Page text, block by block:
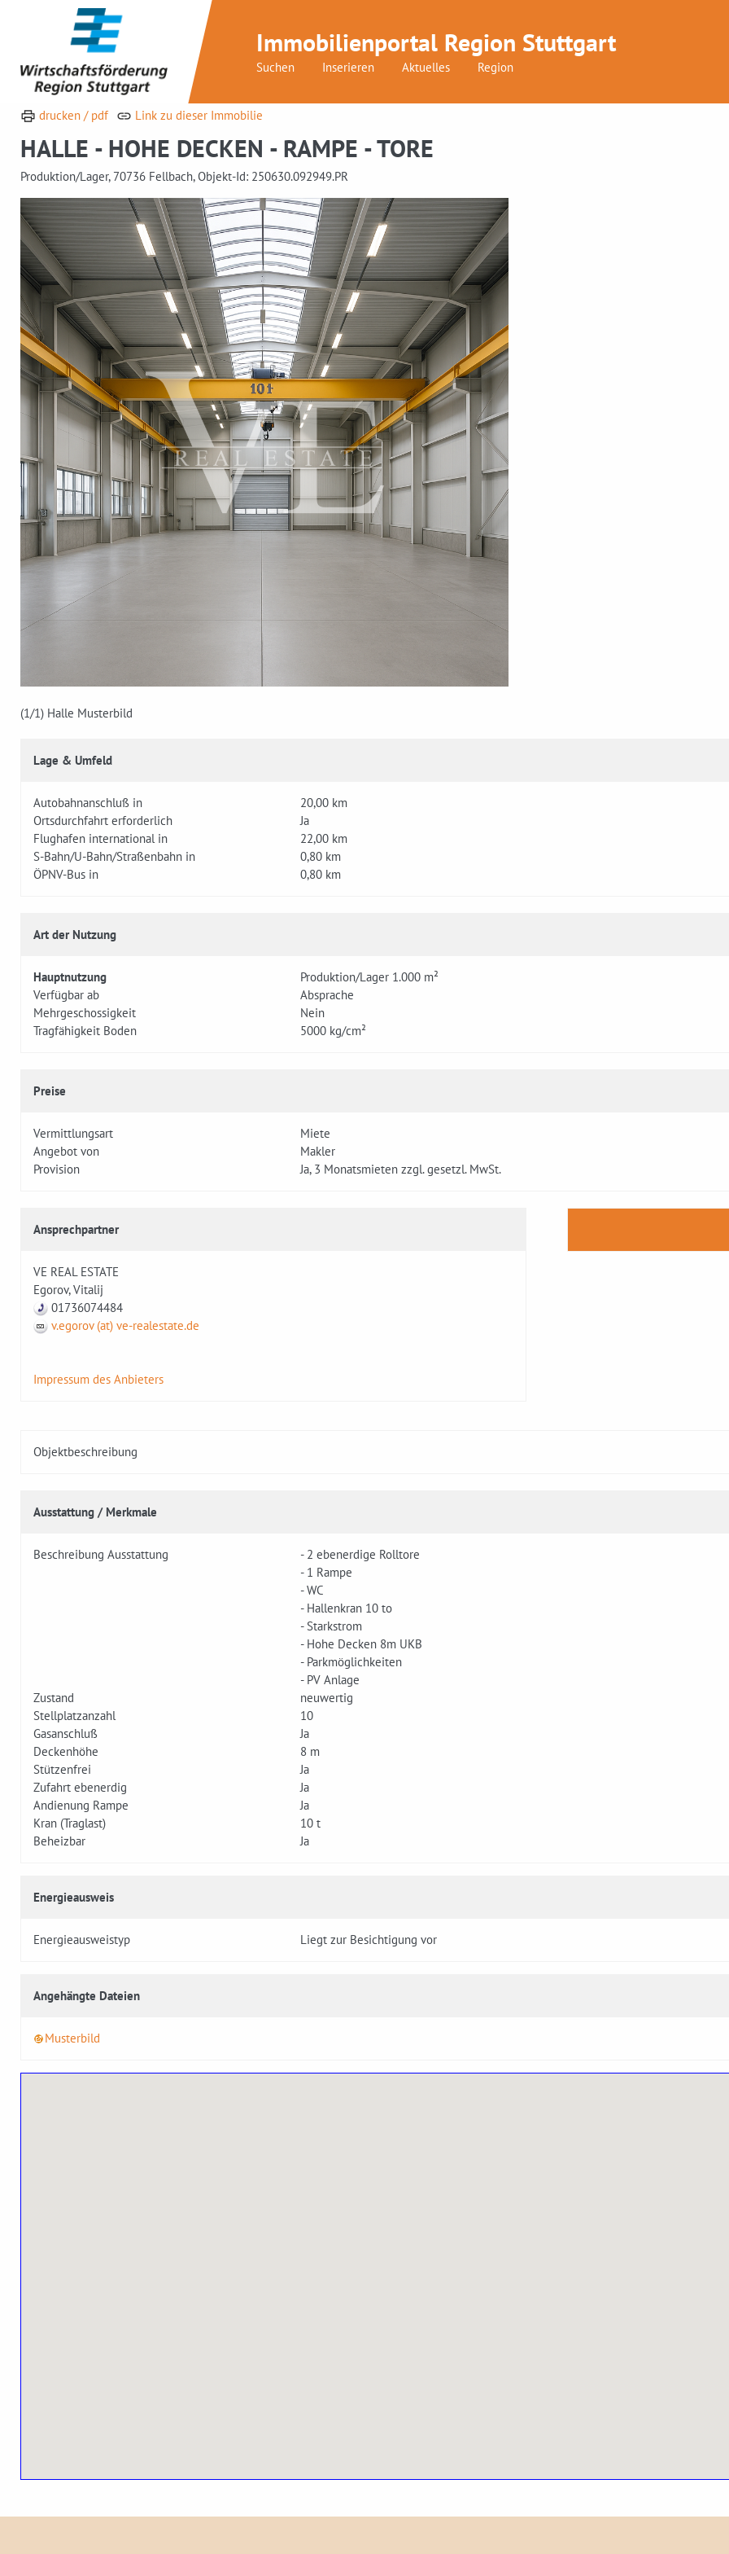
Immobilienportal Region Stuttgart
Suchen Inserieren Aktuelles Region
drucken / pdf Link zu dieser Immobilie
HALLE - HOHE DECKEN - RAMPE - TORE
Produktion/Lager, 70736 Fellbach, Objekt-Id: 250630.092949.PR
(1/1) Halle Musterbild
Lage & Umfeld
Autobahnanschluß in
20,00 km
Ortsdurchfahrt erforderlich
Ja
Flughafen international in
22,00 km
S-Bahn/U-Bahn/Straßenbahn in
0,80 km
ÖPNV-Bus in
0,80 km
Art der Nutzung
Hauptnutzung
Produktion/Lager 1.000 m²
Verfügbar ab
Absprache
Mehrgeschossigkeit
Nein
Tragfähigkeit Boden
5000 kg/cm²
Preise
Vermittlungsart
Miete
Angebot von
Makler
Provision
Ja, 3 Monatsmieten zzgl. gesetzl. MwSt.
Ansprechpartner
VE REAL ESTATE
Egorov, Vitalij
01736074484
v.egorov (at) ve-realestate.de
Impressum des Anbieters
Objektbeschreibung
Ausstattung / Merkmale
Beschreibung Ausstattung
- 2 ebenerdige Rolltore
- 1 Rampe
- WC
- Hallenkran 10 to
- Starkstrom
- Hohe Decken 8m UKB
- Parkmöglichkeiten
- PV Anlage
Zustand
neuwertig
Stellplatzanzahl
10
Gasanschluß
Ja
Deckenhöhe
8 m
Stützenfrei
Ja
Zufahrt ebenerdig
Ja
Andienung Rampe
Ja
Kran (Traglast)
10 t
Beheizbar
Ja
Energieausweis
Energieausweistyp Liegt zur Besichtigung vor
Angehängte Dateien
Musterbild